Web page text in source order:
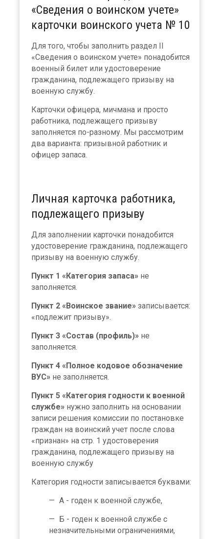
«Сведения о воинском учете»
карточки воинского учета № 10
Для того, чтобы заполнить раздел II
«Сведения о воинском учете» понадобится
военный билет или удостоверение
гражданина, подлежащего призыву на
военную службу.
Карточки офицера, мичмана и просто
работника, подлежащего призыву
заполняется по-разному. Мы рассмотрим
два варианта: призывной работник и
офицер запаса.
Личная карточка работника,
подлежащего призыву
Для заполнении карточки понадобится
удостоверение гражданина, подлежащего
призыву на военную службу.
Пункт 1 «Категория запаса» не
заполняется.
Пункт 2 «Воинское звание» записывается:
«подлежит призыву».
Пункт 3 «Состав (профиль)» не
заполняется.
Пункт 4 «Полное кодовое обозначение
ВУС» не заполняется.
Пункт 5 «Категория годности к военной
службе» нужно заполнить на основании
записи решения комиссии по постановке
граждан на воинский учет после слова
«признан» на стр. 1 удостоверения
гражданина, подлежащего призыву на
военную службу
Категория годности записывается буквами:
А - годен к военной службе,
Б - годен к военной службе с
незначительными ограничениями,